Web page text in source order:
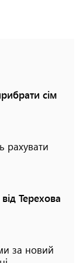
сім
рахувати
Терехова
за новий